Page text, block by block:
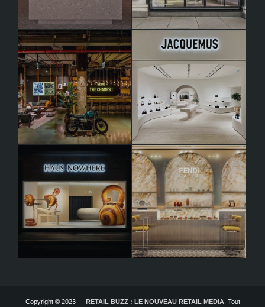
Copyright © 2023 — RETAIL BUZZ : LE NOUVEAU RETAIL MEDIA. Tout